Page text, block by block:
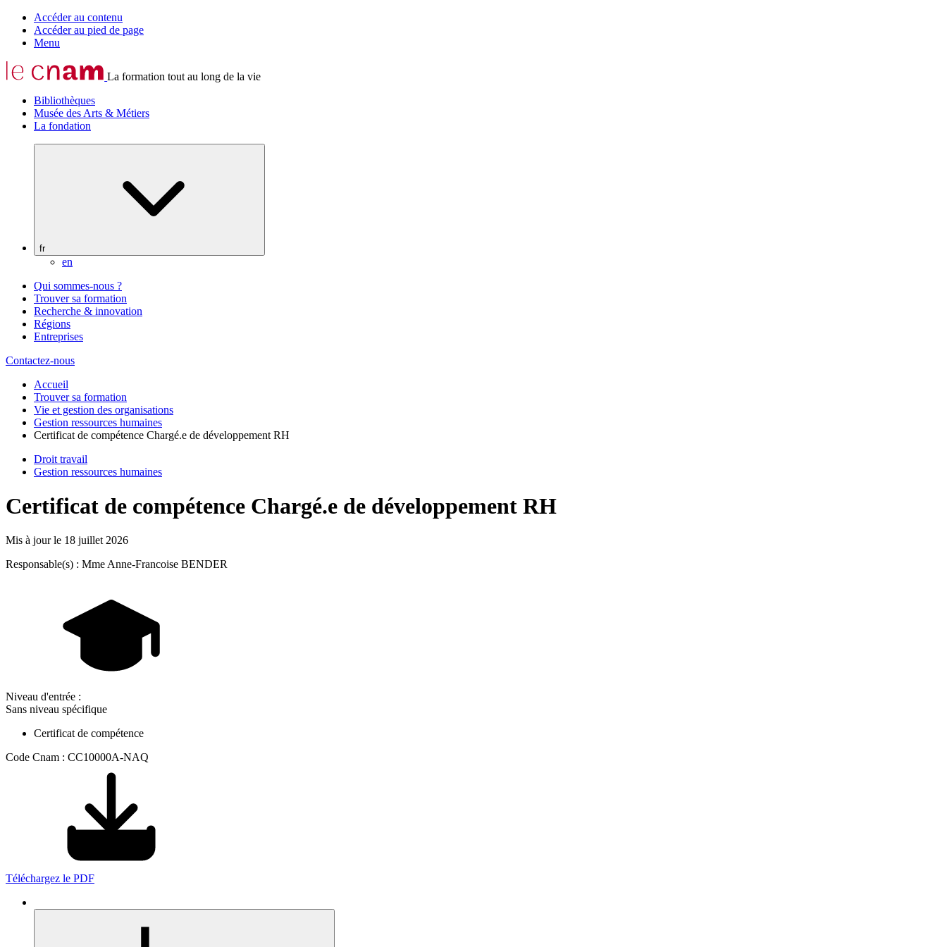
Accéder au contenu
Accéder au pied de page
Menu
La formation tout au long de la vie
Bibliothèques
Musée des Arts & Métiers
La fondation
fr
en
Qui sommes-nous ?
Trouver sa formation
Recherche & innovation
Régions
Entreprises
Contactez-nous
Accueil
Trouver sa formation
Vie et gestion des organisations
Gestion ressources humaines
Certificat de compétence Chargé.e de développement RH
Droit travail
Gestion ressources humaines
Certificat de compétence Chargé.e de développement RH
Mis à jour le 18 juillet 2026
Responsable(s) : Mme Anne-Francoise BENDER
Niveau d'entrée :
Sans niveau spécifique
Certificat de compétence
Code Cnam : CC10000A-NAQ
Téléchargez le PDF